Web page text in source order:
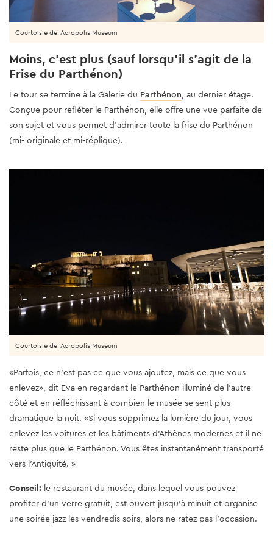
Moins, c'est plus (sauf lorsqu'il s'agit de la
Frise du Parthénon)
Le tour se termine à la Galerie du Parthénon, au dernier étage.
Conçue pour refléter le Parthénon, elle offre une vue parfaite de
son sujet et vous permet d’admirer toute la frise du Parthénon
(mi- originale et mi-réplique).
Courtoisie de: Acropolis Museum
Courtoisie de: Acropolis Museum
«Parfois, ce n’est pas ce que vous ajoutez, mais ce que vous
enlevez», dit Eva en regardant le Parthénon illuminé de l’autre
côté et en réfléchissant à combien le musée se sent plus
dramatique la nuit. «Si vous supprimez la lumière du jour, vous
enlevez les voitures et les bâtiments d'Athènes modernes et il ne
reste plus que le Parthénon. Vous êtes instantanément transporté
vers l'Antiquité. »
Conseil: le restaurant du musée, dans lequel vous pouvez
profiter d’un verre gratuit, est ouvert jusqu’à minuit et organise
une soirée jazz les vendredis soirs, alors ne ratez pas l’occasion.